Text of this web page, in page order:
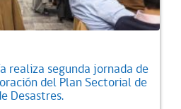
realiza segunda jornada de
del Plan Sectorial de
Desastres.